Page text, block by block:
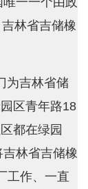
林省吉储橡
为吉林省储
区青年路18
都在绿园
林省吉储橡
工作、一直